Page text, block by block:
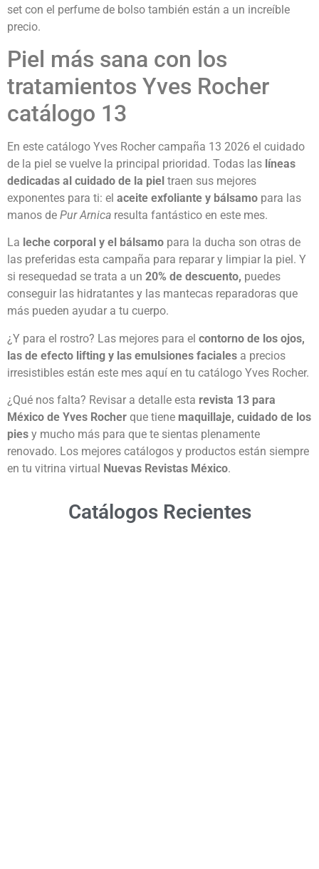
set con el perfume de bolso también están a un increíble
precio.
Piel más sana con los
tratamientos Yves Rocher
catálogo 13
En este catálogo Yves Rocher campaña 13 2026 el cuidado
de la piel se vuelve la principal prioridad. Todas las líneas
dedicadas al cuidado de la piel traen sus mejores
exponentes para ti: el aceite exfoliante y bálsamo para las
manos de Pur Arnica resulta fantástico en este mes.
La leche corporal y el bálsamo para la ducha son otras de
las preferidas esta campaña para reparar y limpiar la piel. Y
si resequedad se trata a un 20% de descuento, puedes
conseguir las hidratantes y las mantecas reparadoras que
más pueden ayudar a tu cuerpo.
¿Y para el rostro? Las mejores para el contorno de los ojos,
las de efecto lifting y las emulsiones faciales a precios
irresistibles están este mes aquí en tu catálogo Yves Rocher.
¿Qué nos falta? Revisar a detalle esta revista 13 para
México de Yves Rocher que tiene maquillaje, cuidado de los
pies y mucho más para que te sientas plenamente
renovado. Los mejores catálogos y productos están siempre
en tu vitrina virtual
Nuevas Revistas México.
Catálogos Recientes